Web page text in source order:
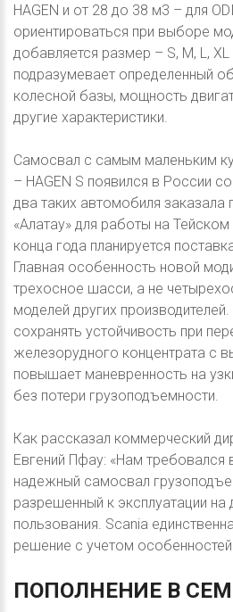
HAGEN и от 28 до 38 м3 – для
ориентироваться при выборе
добавляется размер – S, M, L,
подразумевает определенный
колесной базы, мощность
другие характеристики.
Самосвал с самым маленьким
– HAGEN S появился в России
два таких автомобиля заказала
«Алатау» для работы на
конца года планируется
Главная особенность новой
трехосное шасси, а не
моделей других
сохранять устойчивость при
железорудного концентрата с
повышает маневренность на
без потери грузоподъемности.
Как рассказал коммерческий
Евгений Пфау: «Нам требовался
надежный самосвал
разрешенный к эксплуатации
пользования. Scania
решение с учетом
ПОПОЛНЕНИЕ В